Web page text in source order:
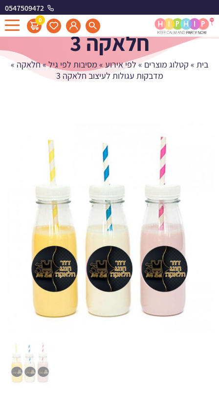
0547509472
0
מדבקות עגולות לעיצוב
חלאקה 3
בית » קטלוג מוצרים » לפי אירוע » מסיבות לפי גיל»חלאקה »
מדבקות עגולות לעיצוב חלאקה 3